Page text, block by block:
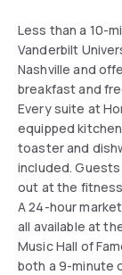
Less than a 10-
Vanderbilt
Nashville and
breakfast and
Every suite at
equipped
toaster and
included.
out at the
A 24-hour
all available at
Music Hall of
both a 9-minute